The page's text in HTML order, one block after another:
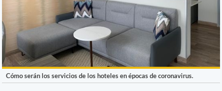
Cómo serán los servicios de los hoteles en épocas de coronavirus.